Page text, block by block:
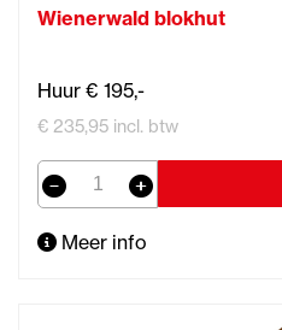
Wienerwald blokhut
Huur € 195,-
€ 235,95 incl. btw
Meer info